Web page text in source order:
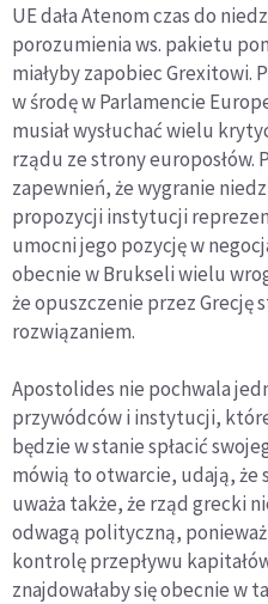
UE dała Atenom czas do
porozumienia ws. pakietu
miałyby zapobiec Grexitowi.
w środę w Parlamencie
musiał wysłuchać wielu
rządu ze strony europosłów.
zapewnień, że wygranie
propozycji instytucji
umocni jego pozycję w
obecnie w Brukseli wielu
że opuszczenie przez Grecję
rozwiązaniem.
Apostolides nie pochwala
przywódców i instytucji,
będzie w stanie spłacić
mówią to otwarcie, udają, że
uważa także, że rząd grecki
odwagą polityczną, ponieważ
kontrolę przepływu
znajdowałaby się obecnie w